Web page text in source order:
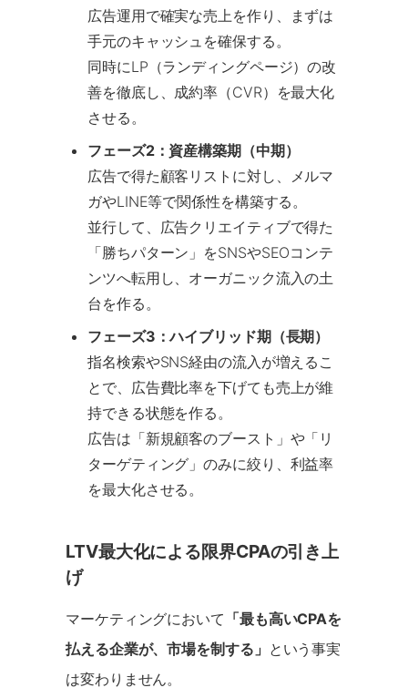
広告運用で確実な売上を作り、まずは
手元のキャッシュを確保する。
同時にLP（ランディングページ）の改
善を徹底し、成約率（CVR）を最大化
させる。
フェーズ2：資産構築期（中期）
広告で得た顧客リストに対し、メルマ
ガやLINE等で関係性を構築する。
並行して、広告クリエイティブで得た
「勝ちパターン」をSNSやSEOコンテ
ンツへ転用し、オーガニック流入の土
台を作る。
フェーズ3：ハイブリッド期（長期）
指名検索やSNS経由の流入が増えるこ
とで、広告費比率を下げても売上が維
持できる状態を作る。
広告は「新規顧客のブースト」や「リ
ターゲティング」のみに絞り、利益率
を最大化させる。
LTV最大化による限界CPAの引き上
げ
マーケティングにおいて 「最も高いCPAを
払える企業が、市場を制する」 という事実
は変わりません。